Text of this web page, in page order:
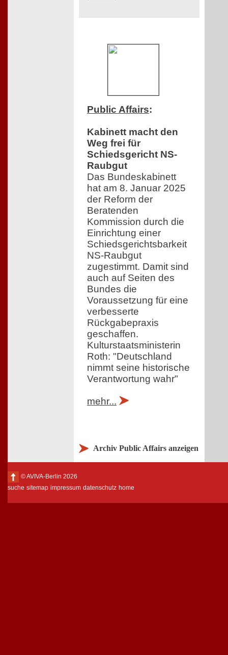
Public Affairs:
Kabinett macht den
Weg frei für
Schiedsgericht NS-
Raubgut
Das Bundeskabinett
hat am 8. Januar 2025
der Reform der
Beratenden
Kommission durch die
Einrichtung einer
Schiedsgerichtsbarkeit
NS-Raubgut
zugestimmt. Damit sind
auch auf Seiten des
Bundes die
Voraussetzung für eine
verbesserte
Rückgabepraxis
geschaffen.
Kulturstaatsministerin
Roth: "Deutschland
nimmt seine historische
Verantwortung wahr"
mehr...
Archiv Public Affairs anzeigen
© AVIVA-Berlin 2026
suche sitemap impressum datenschutz home